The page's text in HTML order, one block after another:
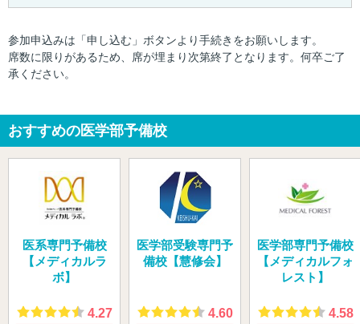
参加申込みは「申し込む」ボタンより手続きをお願いします。
席数に限りがあるため、席が埋まり次第終了となります。何卒ご了
承ください。
おすすめの医学部予備校
医系専門予備校
【メディカルラ
ボ】
4.27
医学部受験専門予
備校【慧修会】
4.60
医学部専門予備校
【メディカルフォ
レスト】
4.58